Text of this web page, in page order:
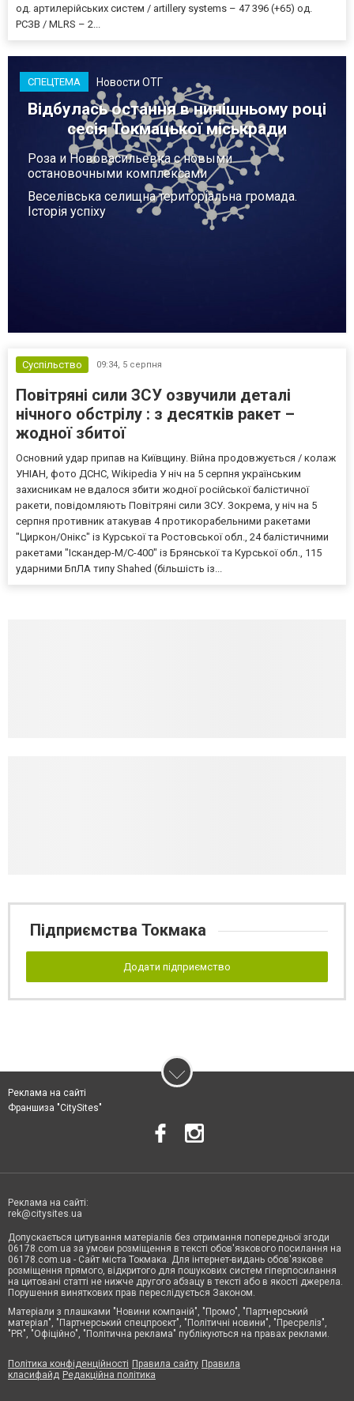
од. артилерійських систем / artillery systems – 47 396 (+65) од.
РСЗВ / MLRS – 2...
СПЕЦТЕМА Новости ОТГ
Відбулась остання в нинішньому році
сесія Токмацької міськради
Роза и Нововасильевка с новыми
остановочными комплексами
Веселівська селищна територіальна громада.
Історія успіху
Суспільство 09:34, 5 серпня
Повітряні сили ЗСУ озвучили деталі
нічного обстрілу : з десятків ракет –
жодної збитої
Основний удар припав на Київщину. Війна продовжується / колаж
УНІАН, фото ДСНС, Wikipedia У ніч на 5 серпня українським
захисникам не вдалося збити жодної російської балістичної
ракети, повідомляють Повітряні сили ЗСУ. Зокрема, у ніч на 5
серпня противник атакував 4 протикорабельними ракетами
"Циркон/Онікс" із Курської та Ростовської обл., 24 балістичними
ракетами "Іскандер-М/С-400" із Брянської та Курської обл., 115
ударними БпЛА типу Shahed (більшість із...
Підприємства Токмака
Додати підприємство
Реклама на сайті
Франшиза "CitySites"
Реклама на сайті:
rek@citysites.ua
Допускається цитування матеріалів без отримання попередньої згоди
06178.com.ua за умови розміщення в тексті обов'язкового посилання на
06178.com.ua - Сайт міста Токмака. Для інтернет-видань обов'язкове
розміщення прямого, відкритого для пошукових систем гіперпосилання
на цитовані статті не нижче другого абзацу в тексті або в якості джерела.
Порушення виняткових прав переслідується Законом.
Матеріали з плашками "Новини компаній", "Промо", "Партнерський
матеріал", "Партнерський спецпроєкт", "Політичні новини", "Пресреліз",
"PR", "Офіційно", "Політична реклама" публікуються на правах реклами.
Політика конфіденційності Правила сайту Правила
класифайд Редакційна політика